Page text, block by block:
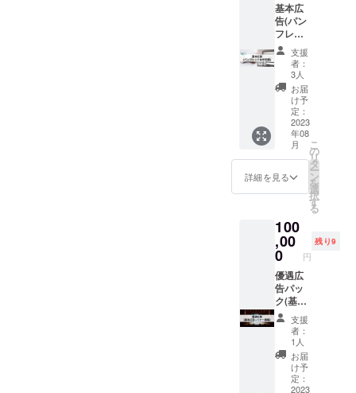
基本広
告(パン
フレッ
ト&HP
掲載)
パック
1.掲載
期間
2024年
1月31日
まで 2.
掲載方
法 フェ
スティ
バル会
場にて
定のパ
ンフ
レット
に企業
(個人)名
記載&
フェス
ティバ
ルのHP
の協賛
ページ
に企業
(個人)名
記載、
支援
者：
3人
お届
け予
定：
2023
年08
月
詳細を見る
こ
の
リ
タ
ー
ン
を
選
択
す
る
100
,00
0 円
残り9
優遇広
告パッ
ク(基本
広告+)
1.掲載
期間
2024年
1月31日
まで 2.
掲載方
支援
者：
1人
お届
け予
定：
2023